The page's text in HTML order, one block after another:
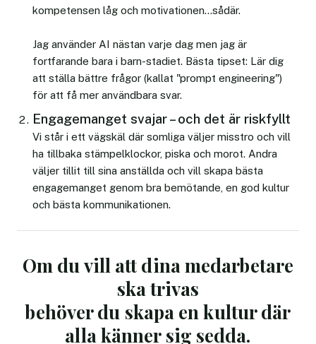
kompetensen låg och motivationen…sådär.
Jag använder AI nästan varje dag men jag är
fortfarande bara i barn-stadiet. Bästa tipset: Lär dig
att ställa bättre frågor (kallat "prompt engineering")
för att få mer användbara svar.
Engagemanget svajar – och det är riskfyllt
Vi står i ett vägskäl där somliga väljer misstro och vill
ha tillbaka stämpelklockor, piska och morot. Andra
väljer tillit till sina anställda och vill skapa bästa
engagemanget genom bra bemötande, en god kultur
och bästa kommunikationen.
Om du vill att dina medarbetare
ska trivas
behöver du skapa en kultur där
alla känner sig sedda.